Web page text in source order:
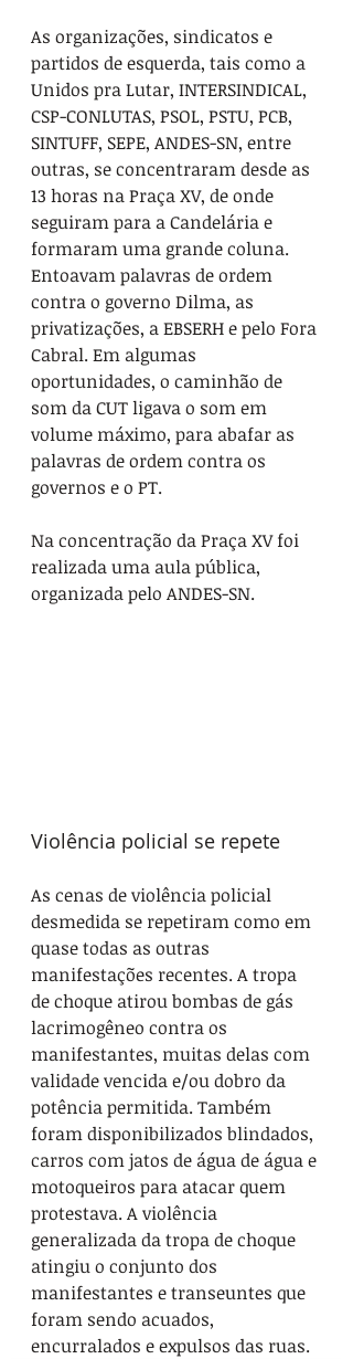
As organizações, sindicatos e
partidos de esquerda, tais como a
Unidos pra Lutar, INTERSINDICAL,
CSP-CONLUTAS, PSOL, PSTU, PCB,
SINTUFF, SEPE, ANDES-SN, entre
outras, se concentraram desde as
13 horas na Praça XV, de onde
seguiram para a Candelária e
formaram uma grande coluna.
Entoavam palavras de ordem
contra o governo Dilma, as
privatizações, a EBSERH e pelo Fora
Cabral. Em algumas
oportunidades, o caminhão de
som da CUT ligava o som em
volume máximo, para abafar as
palavras de ordem contra os
governos e o PT.
Na concentração da Praça XV foi
realizada uma aula pública,
organizada pelo ANDES-SN.
Violência policial se repete
As cenas de violência policial
desmedida se repetiram como em
quase todas as outras
manifestações recentes. A tropa
de choque atirou bombas de gás
lacrimogêneo contra os
manifestantes, muitas delas com
validade vencida e/ou dobro da
potência permitida. Também
foram disponibilizados blindados,
carros com jatos de água de água e
motoqueiros para atacar quem
protestava. A violência
generalizada da tropa de choque
atingiu o conjunto dos
manifestantes e transeuntes que
foram sendo acuados,
encurralados e expulsos das ruas.